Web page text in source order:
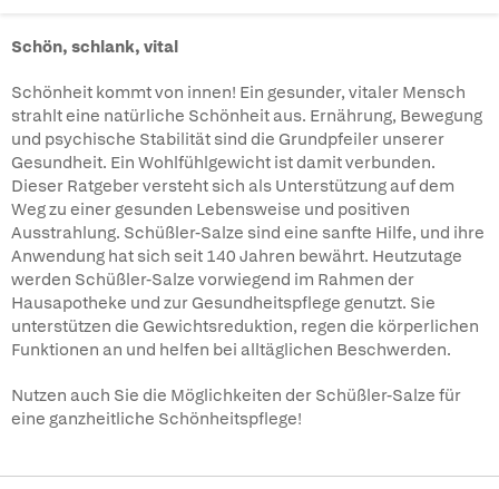
Schön, schlank, vital
Schönheit kommt von innen! Ein gesunder, vitaler Mensch
strahlt eine natürliche Schönheit aus. Ernährung, Bewegung
und psychische Stabilität sind die Grundpfeiler unserer
Gesundheit. Ein Wohlfühlgewicht ist damit verbunden.
Dieser Ratgeber versteht sich als Unterstützung auf dem
Weg zu einer gesunden Lebensweise und positiven
Ausstrahlung. Schüßler-Salze sind eine sanfte Hilfe, und ihre
Anwendung hat sich seit 140 Jahren bewährt. Heutzutage
werden Schüßler-Salze vorwiegend im Rahmen der
Hausapotheke und zur Gesundheitspflege genutzt. Sie
unterstützen die Gewichtsreduktion, regen die körperlichen
Funktionen an und helfen bei alltäglichen Beschwerden.
Nutzen auch Sie die Möglichkeiten der Schüßler-Salze für
eine ganzheitliche Schönheitspflege!